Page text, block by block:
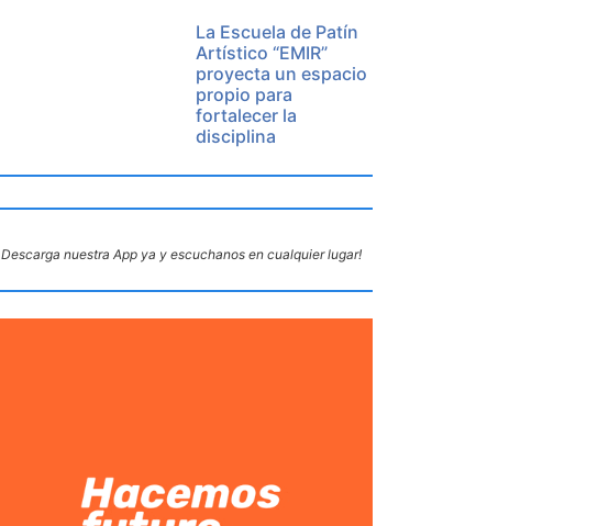
La Escuela de Patín
Artístico “EMIR”
proyecta un espacio
propio para
fortalecer la
disciplina
Descarga nuestra App ya y escuchanos en cualquier lugar!